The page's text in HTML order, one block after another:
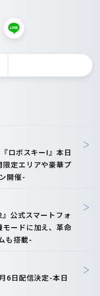
ロボスキーI』本日
定エリアや豪華プ
開催-
』公式スマートフォ
ードに加え、革命
も搭載-
6日配信決定-本日